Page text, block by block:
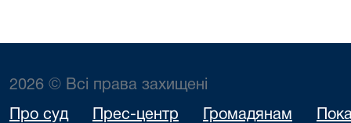
2026 © Всі права захищені
Про суд Прес-центр Громадянам